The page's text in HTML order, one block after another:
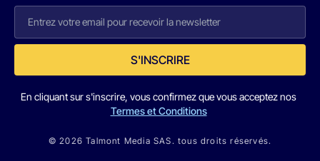
S'INSCRIRE
En cliquant sur s'inscrire, vous confirmez que vous acceptez nos
Termes et Conditions
© 2026 Talmont Media SAS. tous droits réservés.